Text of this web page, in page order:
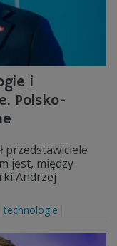
i
Polsko-
przedstawiciele
jest, między
Andrzej
technologie